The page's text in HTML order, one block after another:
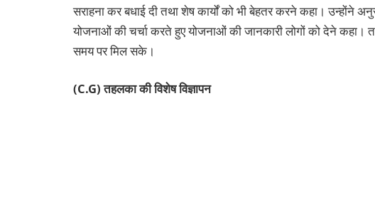
सराहना कर बधाई दी तथा शेष कार्यों को भी बेहतर करने कहा। उन्होंने
योजनाओं की चर्चा करते हुए योजनाओं की जानकारी लोगों को देने कहा।
समय पर मिल सके।
(C.G) तहलका की विशेष विज्ञापन